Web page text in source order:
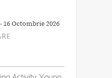
16 Octombrie 2026